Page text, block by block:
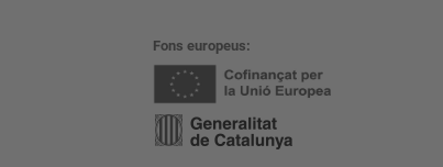
Fons europeus